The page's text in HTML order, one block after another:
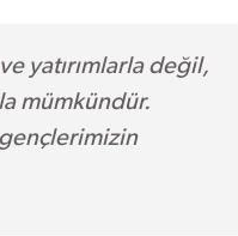
yatırımlarla değil,
mümkündür.